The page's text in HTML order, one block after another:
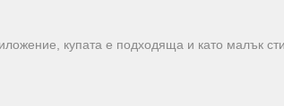
купата е подходяща и като малък